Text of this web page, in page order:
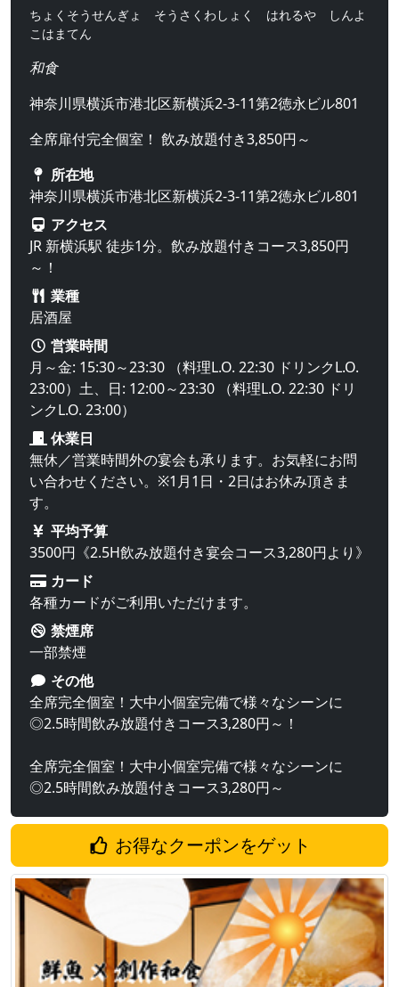
ちょくそうせんぎょ そうさくわしょく はれるや しんよ
こはまてん
和食
神奈川県横浜市港北区新横浜2-3-11第2徳永ビル801
全席扉付完全個室！ 飲み放題付き3,850円～
所在地
神奈川県横浜市港北区新横浜2-3-11第2徳永ビル801
アクセス
JR 新横浜駅 徒歩1分。飲み放題付きコース3,850円
～！
業種
居酒屋
営業時間
月～金: 15:30～23:30 （料理L.O. 22:30 ドリンクL.O.
23:00）土、日: 12:00～23:30 （料理L.O. 22:30 ドリ
ンクL.O. 23:00）
休業日
無休／営業時間外の宴会も承ります。お気軽にお問
い合わせください。※1月1日・2日はお休み頂きま
す。
平均予算
3500円《2.5H飲み放題付き宴会コース3,280円より》
カード
各種カードがご利用いただけます。
禁煙席
一部禁煙
その他
全席完全個室！大中小個室完備で様々なシーンに
◎2.5時間飲み放題付きコース3,280円～！
全席完全個室！大中小個室完備で様々なシーンに
◎2.5時間飲み放題付きコース3,280円～
お得なクーポンをゲット